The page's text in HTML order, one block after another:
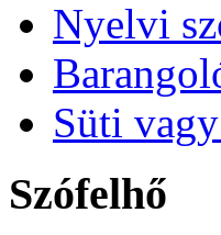
Nyelvi
Süti
Szófelhő